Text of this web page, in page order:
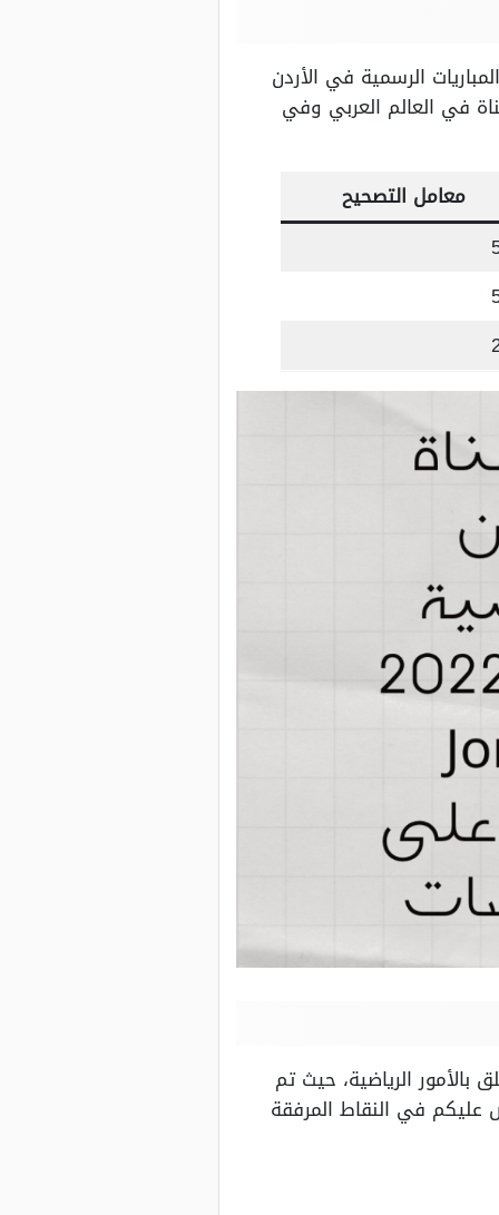
الرسمية في الأردن
في العالم العربي وفي
معامل التصحيح
بالأمور الرياضية، حيث تم
عليكم في النقاط المرفقة